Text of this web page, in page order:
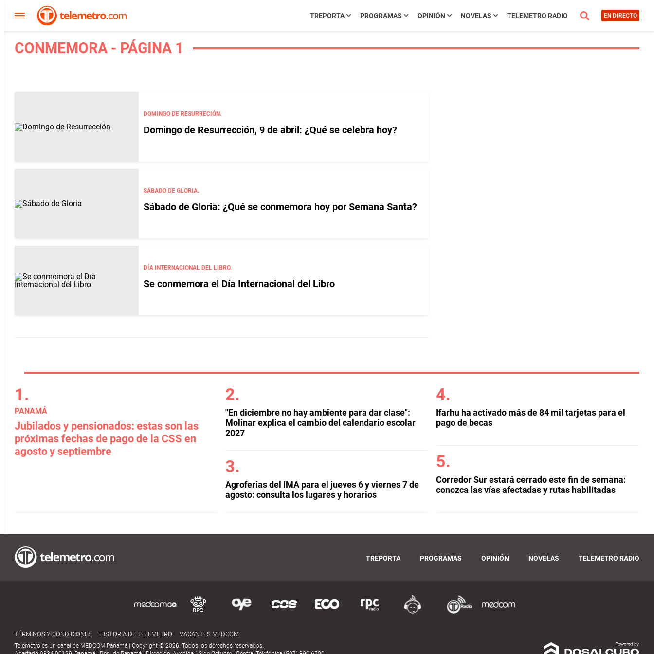
TREPORTA PROGRAMAS OPINIÓN NOVELAS TELEMETRO RADIO EN DIRECTO
CONMEMORA - PÁGINA 1
DOMINGO DE RESURRECIÓN.
Domingo de Resurrección, 9 de abril: ¿Qué se celebra hoy?
SÁBADO DE GLORIA.
Sábado de Gloria: ¿Qué se conmemora hoy por Semana Santa?
DÍA INTERNACIONAL DEL LIBRO.
Se conmemora el Día Internacional del Libro
PANAMÁ
Jubilados y pensionados: estas son las
próximas fechas de pago de la CSS en
agosto y septiembre
"En diciembre no hay ambiente para dar clase":
Molinar explica el cambio del calendario escolar
2027
Agroferias del IMA para el jueves 6 y viernes 7 de
agosto: consulta los lugares y horarios
Ifarhu ha activado más de 84 mil tarjetas para el
pago de becas
Corredor Sur estará cerrado este fin de semana:
conozca las vías afectadas y rutas habilitadas
TREPORTA PROGRAMAS OPINIÓN NOVELAS TELEMETRO RADIO
TÉRMINOS Y CONDICIONES HISTORIA DE TELEMETRO VACANTES MEDCOM
Telemetro es un canal de MEDCOM Panamá | Copyright © 2026. Todos los derechos reservados.